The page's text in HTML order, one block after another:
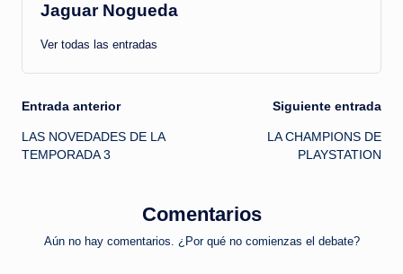
Jaguar Nogueda
Ver todas las entradas
Navegación
de
Entrada anterior
LAS NOVEDADES DE LA
TEMPORADA 3
Siguiente entrada
LA CHAMPIONS DE
PLAYSTATION
Comentarios
Aún no hay comentarios. ¿Por qué no comienzas el debate?